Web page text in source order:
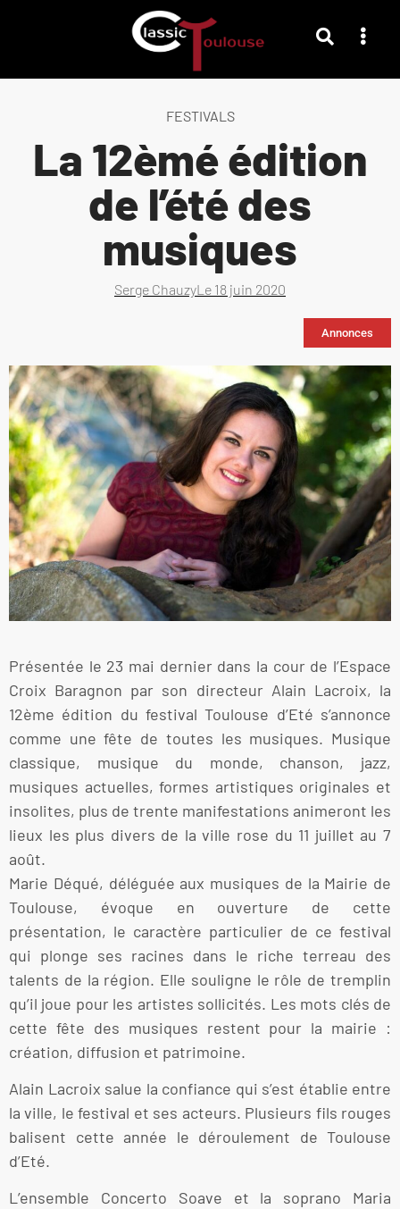
FESTIVALS
La 12èmé édition
de l’été des
musiques
Serge ChauzyLe 18 juin 2020
Annonces
Présentée le 23 mai dernier dans la cour de l’Espace
Croix Baragnon par son directeur Alain Lacroix, la
12ème édition du festival Toulouse d’Eté s’annonce
comme une fête de toutes les musiques. Musique
classique, musique du monde, chanson, jazz,
musiques actuelles, formes artistiques originales et
insolites, plus de trente manifestations animeront les
lieux les plus divers de la ville rose du 11 juillet au 7
août.
Marie Déqué, déléguée aux musiques de la Mairie de
Toulouse, évoque en ouverture de cette
présentation, le caractère particulier de ce festival
qui plonge ses racines dans le riche terreau des
talents de la région. Elle souligne le rôle de tremplin
qu’il joue pour les artistes sollicités. Les mots clés de
cette fête des musiques restent pour la mairie :
création, diffusion et patrimoine.
Alain Lacroix salue la confiance qui s’est établie entre
la ville, le festival et ses acteurs. Plusieurs fils rouges
balisent cette année le déroulement de Toulouse
d’Eté.
L’ensemble Concerto Soave et la soprano Maria